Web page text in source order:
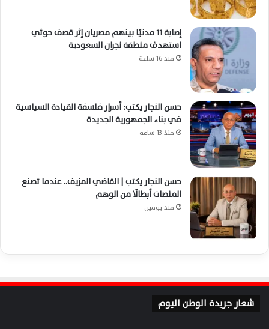
إصابة 11 مدنيًا بينهم مصريان إثر قصف حوثي
استهدف منطقة نجران السعودية
منذ 16 ساعة
حسن النجار يكتب: أسرار فلسفة القيادة السياسية
في بناء الجمهورية الجديدة
منذ 13 ساعة
حسن النجار يكتب | القاضي المزيف.. عندما تصنع
المنصات أبطالًا من الوهم
منذ يومين
شعار جريدة الوطن اليوم